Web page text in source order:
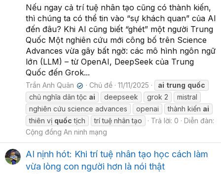
Nếu ngay cả trí tuệ nhân tạo cũng có thành kiến,
thì chúng ta có thể tin vào “sự khách quan” của AI
đến đâu? Khi AI cũng biết “ghét” một người Trung
Quốc Một nghiên cứu mới công bố trên Science
Advances vừa gây bất ngờ: các mô hình ngôn ngữ
lớn (LLM) – từ OpenAI, DeepSeek của Trung
Quốc đến Grok...
Trần Anh Quân ✔ Chủ đề 11/11/2025 ai trung quốc
chủ nghĩa dân tộc ai deepseek grok 2
mistral
nghiên cứu science advances
openai thành kiến ai
thiên vị quốc tịch trí tuệ nhân tạo Trả lời: 0
Diễn đàn:
Cộng đồng An ninh mạng
AI nịnh hót: Khi trí tuệ nhân tạo học cách làm
vừa lòng con người hơn là nói thật